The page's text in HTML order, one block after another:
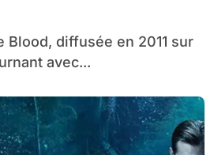
avec...